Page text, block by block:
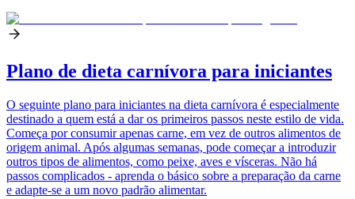
Plano de dieta carnívora para iniciantes
O seguinte plano para iniciantes na dieta carnívora é especialmente
destinado a quem está a dar os primeiros passos neste estilo de vida.
Começa por consumir apenas carne, em vez de outros alimentos de
origem animal. Após algumas semanas, pode começar a introduzir
outros tipos de alimentos, como peixe, aves e vísceras. Não há
passos complicados - aprenda o básico sobre a preparação da carne
e adapte-se a um novo padrão alimentar.